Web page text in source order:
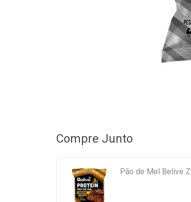
Compre Junto
Pão de Mel Belive